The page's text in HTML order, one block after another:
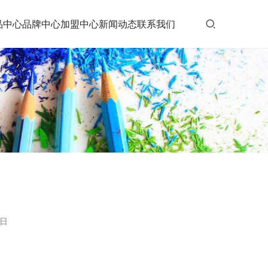
中心品牌中心加盟中心新闻动态联系我们